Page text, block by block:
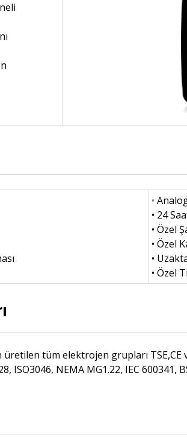
•
• 24
• Özel
• Özel
•
• Özel
üretilen tüm elektrojen grupları
ISO3046, NEMA MG1.22, IEC 600341,